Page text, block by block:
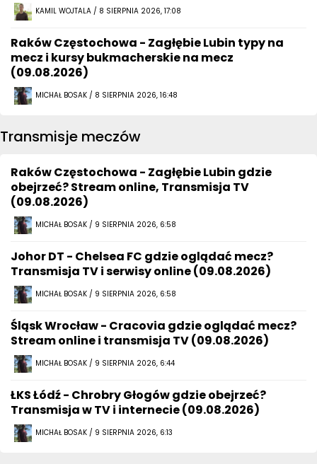
KAMIL WOJTALA / 8 SIERPNIA 2026, 17:08
Raków Częstochowa - Zagłębie Lubin typy na
mecz i kursy bukmacherskie na mecz
(09.08.2026)
MICHAŁ BOSAK / 8 SIERPNIA 2026, 16:48
Transmisje meczów
Raków Częstochowa - Zagłębie Lubin gdzie
obejrzeć? Stream online, Transmisja TV
(09.08.2026)
MICHAŁ BOSAK / 9 SIERPNIA 2026, 6:58
Johor DT - Chelsea FC gdzie oglądać mecz?
Transmisja TV i serwisy online (09.08.2026)
MICHAŁ BOSAK / 9 SIERPNIA 2026, 6:58
Śląsk Wrocław - Cracovia gdzie oglądać mecz?
Stream online i transmisja TV (09.08.2026)
MICHAŁ BOSAK / 9 SIERPNIA 2026, 6:44
ŁKS Łódź - Chrobry Głogów gdzie obejrzeć?
Transmisja w TV i internecie (09.08.2026)
MICHAŁ BOSAK / 9 SIERPNIA 2026, 6:13